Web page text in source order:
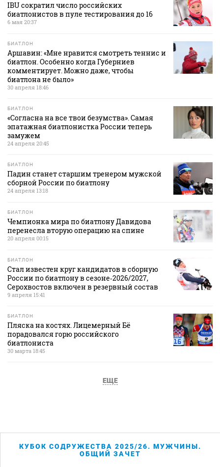
IBU сократил число российских
биатлонистов в пуле тестирования до 16
6 мая 20:37
БИАТЛОН
Аршавин: «Мне нравится смотреть теннис и
биатлон. Особенно когда Губерниев
комментирует. Можно даже, чтобы
биатлона не было»
30 апреля 18:46
БИАТЛОН
«Согласна на все твои безумства». Самая
эпатажная биатлонистка России теперь
замужем
24 апреля 20:45
БИАТЛОН
Падин станет старшим тренером мужской
сборной России по биатлону
24 апреля 13:18
БИАТЛОН
Чемпионка мира по биатлону Давидова
перенесла вторую операцию на спине
20 апреля 00:15
БИАТЛОН
Стал известен круг кандидатов в сборную
России по биатлону в сезоне‑2026/2027,
Серохвостов включен в резервный состав
9 апреля 15:41
БИАТЛОН
Пляска на костях. Лицемерный Бё
порадовался горю российского
биатлониста
30 марта 18:45
ЕЩЕ
КУБОК СОДРУЖЕСТВА 2025/26. МУЖЧИНЫ.
ОБЩИЙ ЗАЧЕТ